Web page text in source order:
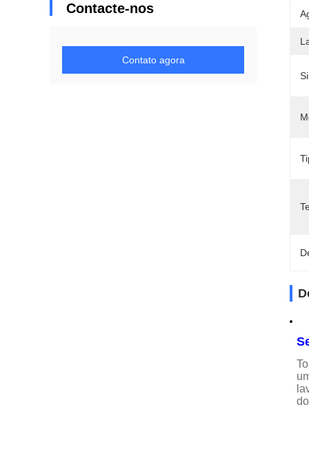
Contacte-nos
Contato agora